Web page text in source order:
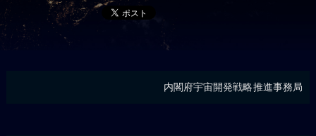
内閣府宇宙開発戦略推進事務局